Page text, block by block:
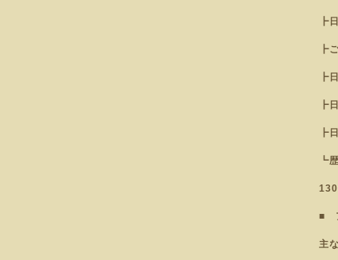
┣
┣
┣
┣
┣
┗
■
主